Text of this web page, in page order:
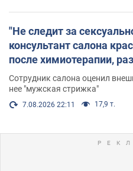
"Не следит за
консультант салона
после химиотерапии,
Сотрудник салона оценил
нее "мужская стрижка"
7.08.2026 22:11 17,9 т.